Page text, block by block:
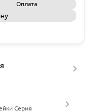
Оплата
Серия